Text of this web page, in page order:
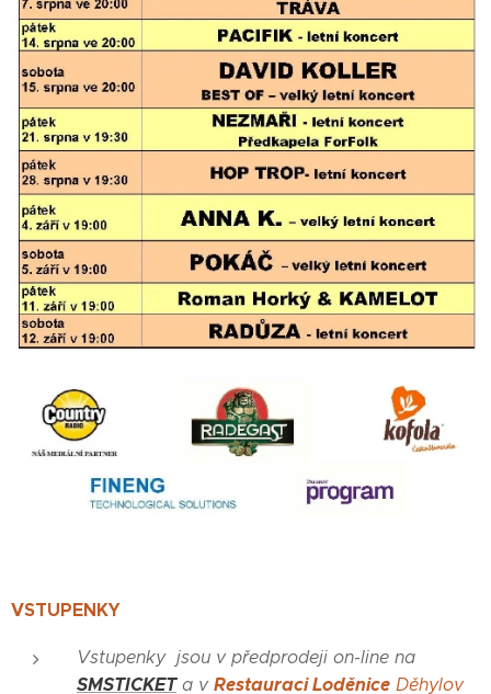
VSTUPENKY
Vstupenky jsou v předprodeji on-line na
SMSTICKETa v Restauraci Loděnice Děhylov